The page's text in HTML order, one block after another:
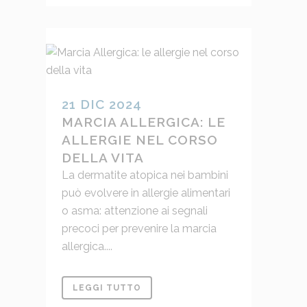
21 DIC 2024
MARCIA ALLERGICA: LE
ALLERGIE NEL CORSO
DELLA VITA
La dermatite atopica nei bambini
può evolvere in allergie alimentari
o asma: attenzione ai segnali
precoci per prevenire la marcia
allergica....
LEGGI TUTTO